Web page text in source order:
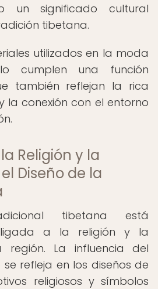
un significado cultural
tibetana.
utilizados en la moda
cumplen una función
también reflejan la rica
la conexión con el entorno
Religión y la
Diseño de la
tibetana está
ligada a la religión y la
La influencia del
refleja en los diseños de
religiosos y símbolos